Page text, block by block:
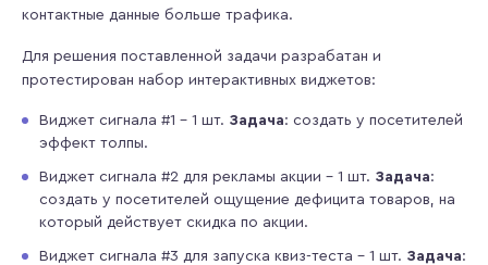
контактные данные больше трафика.
Для решения поставленной задачи разрабатан и
протестирован набор интерактивных виджетов:
Виджет сигнала #1 – 1 шт. Задача: создать у посетителей
эффект толпы.
Виджет сигнала #2 для рекламы акции – 1 шт. Задача:
создать у посетителей ощущение дефицита товаров, на
который действует скидка по акции.
Виджет сигнала #3 для запуска квиз-теста – 1 шт. Задача: